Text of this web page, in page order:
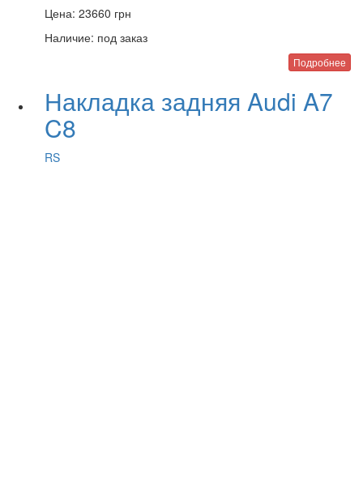
Цена: 23660 грн
Наличие: под заказ
Подробнее
Накладка задняя Audi A7
C8
RS